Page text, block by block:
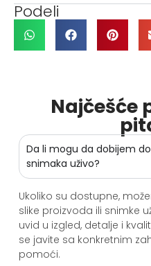
Podeli
Najčešće
Da li mogu da dobijem
snimaka uživo?
Ukoliko su dostupne,
slike proizvoda ili snimke
uvid u izgled, detalje i
se javite sa konkretnim
pomoći.